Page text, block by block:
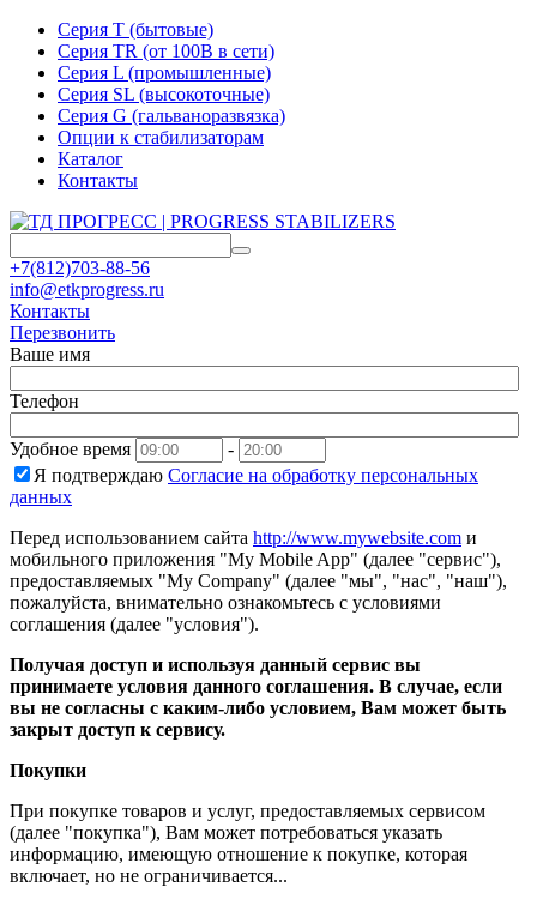
Серия T (бытовые)
Серия TR (от 100В в сети)
Серия L (промышленные)
Серия SL (высокоточные)
Серия G (гальваноразвязка)
Опции к стабилизаторам
Каталог
Контакты
+7(812)703-88-56
info@etkprogress.ru
Контакты
Перезвонить
Ваше имя
Телефон
Удобное время
-
Я подтверждаю Согласие на обработку персональных
данных
Перед использованием сайта http://www.mywebsite.com и
мобильного приложения "My Mobile App" (далее "сервис"),
предоставляемых "My Company" (далее "мы", "нас", "наш"),
пожалуйста, внимательно ознакомьтесь с условиями
соглашения (далее "условия").
Получая доступ и используя данный сервис вы
принимаете условия данного соглашения. В случае, если
вы не согласны с каким-либо условием, Вам может быть
закрыт доступ к сервису.
Покупки
При покупке товаров и услуг, предоставляемых сервисом
(далее "покупка"), Вам может потребоваться указать
информацию, имеющую отношение к покупке, которая
включает, но не ограничивается...